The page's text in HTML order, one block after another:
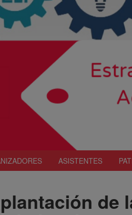
ASISTENTES
de